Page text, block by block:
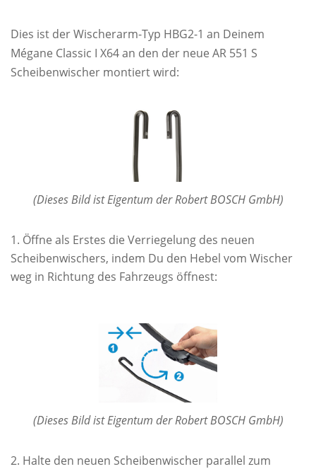
Dies ist der Wischerarm-Typ HBG2-1 an Deinem
Mégane Classic I X64 an den der neue AR 551 S
Scheibenwischer montiert wird:
(Dieses Bild ist Eigentum der Robert BOSCH GmbH)
Öffne als Erstes die Verriegelung des neuen
Scheibenwischers, indem Du den Hebel vom Wischer
weg in Richtung des Fahrzeugs öffnest:
(Dieses Bild ist Eigentum der Robert BOSCH GmbH)
Halte den neuen Scheibenwischer parallel zum